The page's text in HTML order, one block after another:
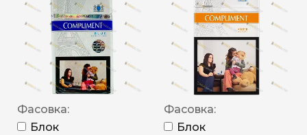
Фасовка:
Блок
Фасовка:
Блок